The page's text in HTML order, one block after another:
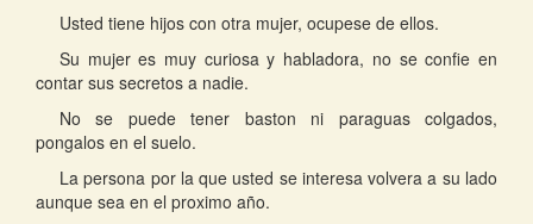
Usted tiene hijos con otra mujer, ocupese de ellos.
Su mujer es muy curiosa y habladora, no se confie en
contar sus secretos a nadie.
No se puede tener baston ni paraguas colgados,
pongalos en el suelo.
La persona por la que usted se interesa volvera a su lado
aunque sea en el proximo año.